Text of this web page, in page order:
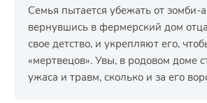
Семья пытается убежать от зомби-
вернувшись в фермерский дом
свое детство, и укрепляют его,
«мертвецов». Увы, в родовом доме
ужаса и травм, сколько и за его